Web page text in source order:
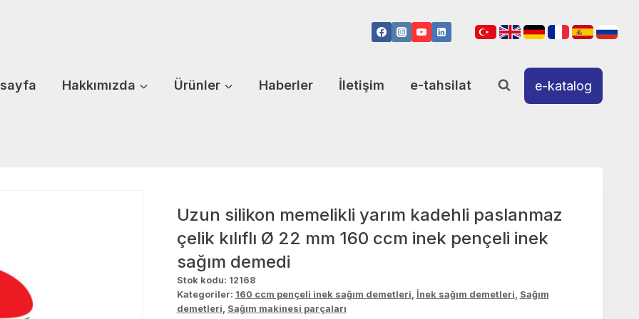
Hakkımızda Ürünler Haberler İletişim e-tahsilat e-katalog
Uzun silikon memelikli yarım kadehli paslanmaz
çelik kılıflı Ø 22 mm 160 ccm inek pençeli inek
sağım demedi
Stok kodu: 12168
Kategoriler: 160 ccm pençeli inek sağım demetleri, İnek sağım demetleri, Sağım
demetleri, Sağım makinesi parçaları